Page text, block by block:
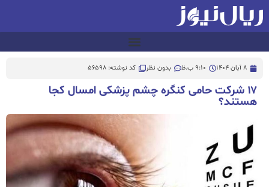
8 آبان 1404 9:10 ب.ظ بدون نظر کد نوشته: 56598
۱۷ شرکت حامی کنگره چشم پزشکی امسال کجا
هستند؟